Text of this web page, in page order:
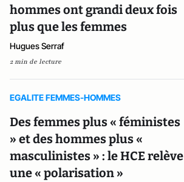
hommes ont grandi deux fois
plus que les femmes
Hugues Serraf
2 min de lecture
EGALITE FEMMES-HOMMES
Des femmes plus « féministes
» et des hommes plus «
masculinistes » : le HCE relève
une « polarisation »